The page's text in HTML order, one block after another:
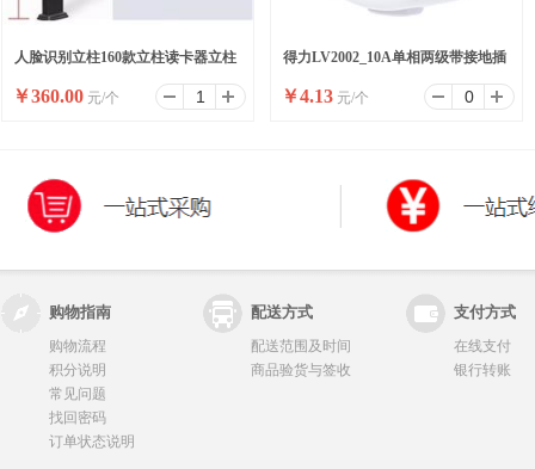
人脸识别立柱160款立柱读卡器立柱
刷卡器立柱按钮立柱
￥360.00 元/个
得力LV2002_10A单相两级带接地插
头_彩盒装(白)(10/盒)
￥4.13 元/个
购物指南 配送方式 支付方式
购物流程
积分说明
常见问题
找回密码
订单状态说明
配送范围及时间
商品验货与签收
在线支付
银行转账